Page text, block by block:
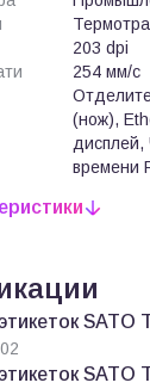
203 dpi
254 мм/с
(нож),
дисплей,
времени
SATO
SATO